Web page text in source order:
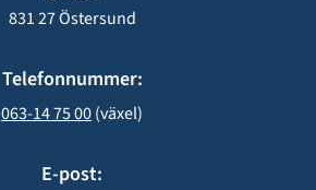
831 27 Östersund
Telefonnummer:
063-14 75 00 (växel)
E-post: